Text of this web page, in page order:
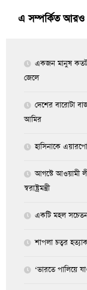
এ সম্পর্কিত
একজন মানুষ কতটা
জেলে
দেশের বারোটা
আমির
হাসিনাকে
আগস্টে আওয়ামী
স্বরাষ্ট্রমন্ত্রী
একটি মহল
শাপলা চত্বর
‘ভারতে পালিয়ে